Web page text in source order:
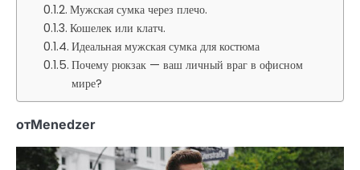
Мужская сумка через плечо.
Кошелек или клатч.
Идеальная мужская сумка для костюма
Почему рюкзак — ваш личный враг в офисном
мире?
отMenedzer